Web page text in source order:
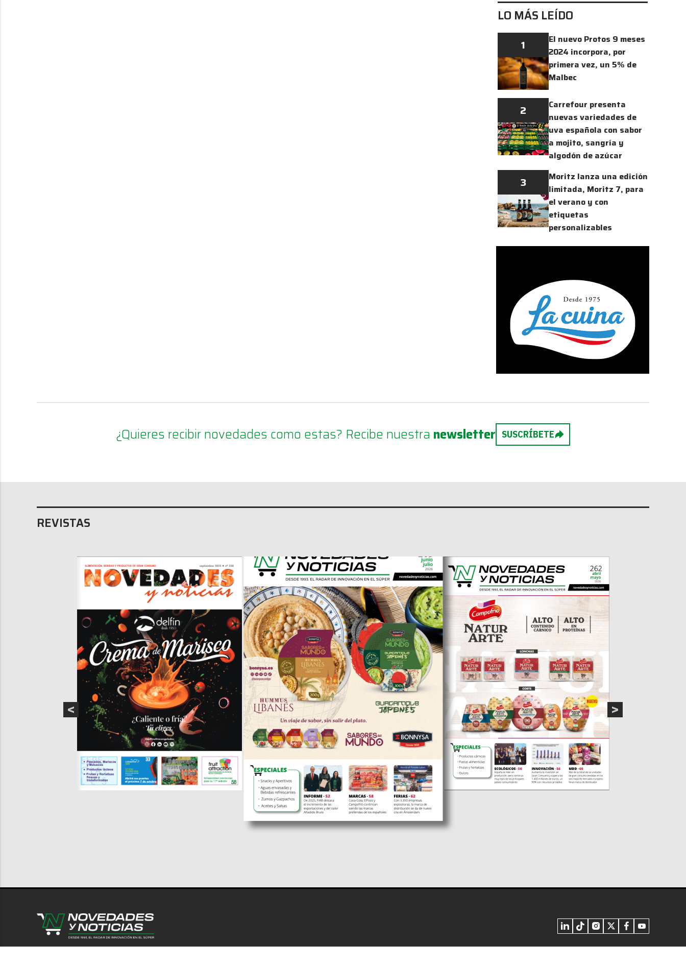
LO MÁS LEÍDO
1
El nuevo Protos 9 meses
2024 incorpora, por
primera vez, un 5% de
Malbec
2
Carrefour presenta
nuevas variedades de
uva española con sabor
a mojito, sangría y
algodón de azúcar
3
Moritz lanza una edición
limitada, Moritz 7, para
el verano y con
etiquetas
personalizables
¿Quieres recibir novedades como estas? Recibe nuestra newsletter SUSCRÍBETE
REVISTAS